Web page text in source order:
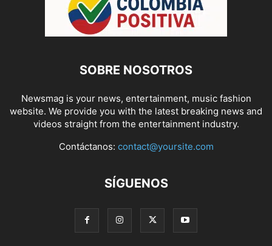
SOBRE NOSOTROS
Newsmag is your news, entertainment, music fashion
website. We provide you with the latest breaking news and
videos straight from the entertainment industry.
Contáctanos: contact@yoursite.com
SÍGUENOS